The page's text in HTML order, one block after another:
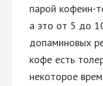
парой кофеин-
а это от 5 до
допаминовых
кофе есть
некоторое